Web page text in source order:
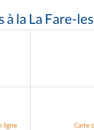
la La Fare-
ligne
Carte